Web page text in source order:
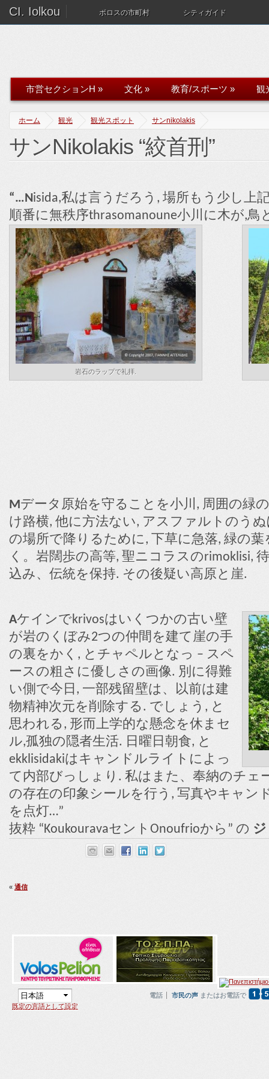
CI. Iolkou ボロスの市町村 シティガイド
市営セクションH » 文化 » 教育/スポーツ » 観
ホーム 観光 観光スポット サンnikolakis
サンNikolakis “絞首刑”
“…Nisida,私は言うだろう, 場所もう少し上
順番に無秩序thrasomanoune小川に木が,
岩石のラップで礼拝.
Mデータ原始を守ることを小川, 周囲の緑
け路横, 他に方法ない, アスファルトのう
の場所で降りるために, 下草に急落, 緑の
く。岩闊歩の高等, 聖ニコラスのrimoklisi,
込み、伝統を保持. その後疑い高原と崖.
Aケインでkrivosはいくつかの古い壁
が岩のくぼみ2つの仲間を建て崖の手
の裏をかく, とチャペルとなっ – スペ
ースの粗さに優しさの画像. 別に得難
い側で今日, 一部残留壁は、以前は建
物精神次元を削除する. でしょう, と
思われる, 形而上学的な懸念を休まセ
ル,孤独の隠者生活. 日曜日朝食, と
ekklisidakiはキャンドルライトによっ
て内部びっしょり. 私はまた、奉納のチェ
の存在の印象シールを行う, 写真やキャン
を点灯…”
抜粋 “KoukouravaセントOnoufrioから” の
« 通信
既定の言語として設定
電話 市民の声 またはお電話で